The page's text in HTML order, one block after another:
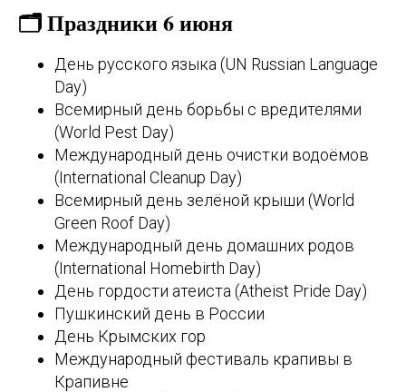
🗂️ Праздники 6 июня
День русского языка (UN Russian Language
Day)
Всемирный день борьбы с вредителями
(World Pest Day)
Международный день очистки водоёмов
(International Cleanup Day)
Всемирный день зелёной крыши (World
Green Roof Day)
Международный день домашних родов
(International Homebirth Day)
День гордости атеиста (Atheist Pride Day)
Пушкинский день в России
День Крымских гор
Международный фестиваль крапивы в
Крапивне